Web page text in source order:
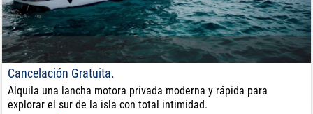
Cancelación Gratuita.
Alquila una lancha motora privada moderna y rápida para
explorar el sur de la isla con total intimidad.